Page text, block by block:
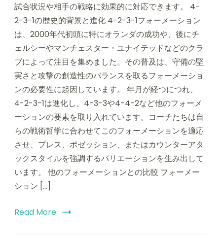
試合状況や相手の戦略に効果的に対応できます。 4-
2-3-1の歴史的背景と進化 4-2-3-1フォーメーション
は、2000年代初頭に特にオランダの成功や、後にチ
ェルシーやマンチェスター・ユナイテッドなどのクラ
ブによって注目を集めました。その普及は、守備の堅
実さと攻撃の創造性のバランスを取るフォーメーショ
ンの必要性に起因しています。 年月が経つにつれ、
4-2-3-1は進化し、4-3-3や4-4-2など他のフォーメ
ーションの要素を取り入れています。コーチたちは自
らの戦術哲学に合わせてこのフォーメーションを適応
させ、プレス、ポゼッション、またはカウンターアタ
ックスタイルを強調するバリエーションを生み出して
います。 他のフォーメーションとの比較 フォーメー
ション […]
Read More